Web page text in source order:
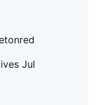
Jul